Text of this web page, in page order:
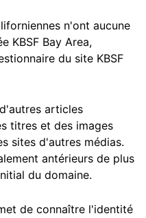
n'ont aucune
KBSF Bay Area,
du site KBSF
articles
titres et des images
sites d'autres médias.
antérieurs de plus
du domaine.
de connaître l'identité